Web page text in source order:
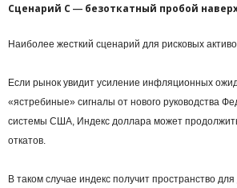
Сценарий С ― безоткатный пробой
Наиболее жесткий сценарий для рисковых
Если рынок увидит усиление инфляционных
«ястребиные» сигналы от нового руководства
системы США, Индекс доллара может продолжить
откатов.
В таком случае индекс получит пространство